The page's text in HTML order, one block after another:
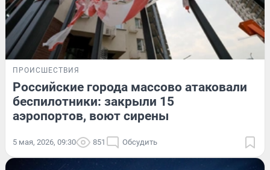
ПРОИСШЕСТВИЯ
Российские города массово атаковали
беспилотники: закрыли 15
аэропортов, воют сирены
5 мая, 2026, 09:30 851 Обсудить